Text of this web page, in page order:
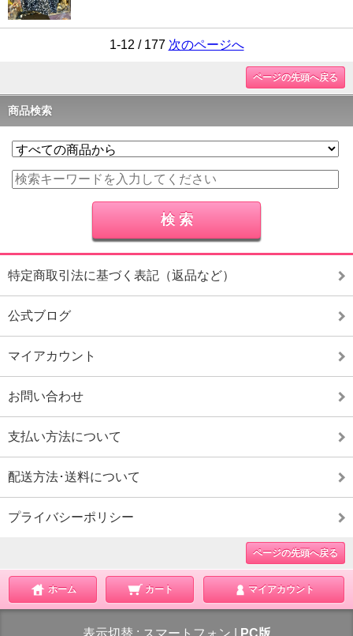
1-12 / 177 次のページへ
ページの先頭へ戻る
商品検索
特定商取引法に基づく表記（返品など）
公式ブログ
マイアカウント
お問い合わせ
支払い方法について
配送方法･送料について
プライバシーポリシー
ページの先頭へ戻る
ホーム カート マイアカウント